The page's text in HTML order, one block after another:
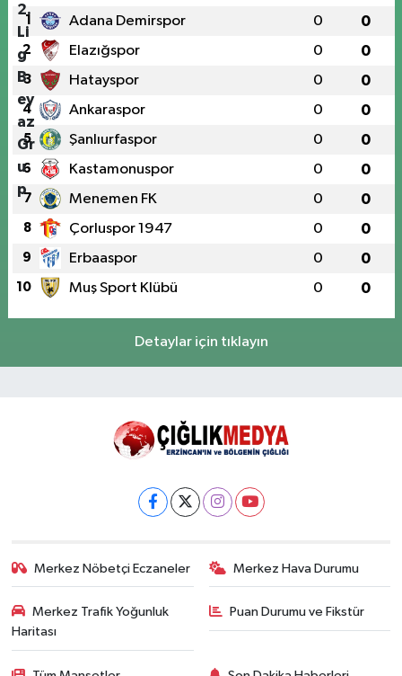
1 Adana Demirspor 0 0
2 Elazığspor 0 0
3 Hatayspor 0 0
4 Ankaraspor 0 0
5 Şanlıurfaspor 0 0
6 Kastamonuspor 0 0
7 Menemen FK 0 0
8 Çorluspor 1947 0 0
9 Erbaaspor 0 0
10 Muş Sport Klübü 0 0
Detaylar için tıklayın
Merkez Nöbetçi Eczaneler Merkez Hava Durumu
Merkez Trafik Yoğunluk
Haritası
Puan Durumu ve Fikstür